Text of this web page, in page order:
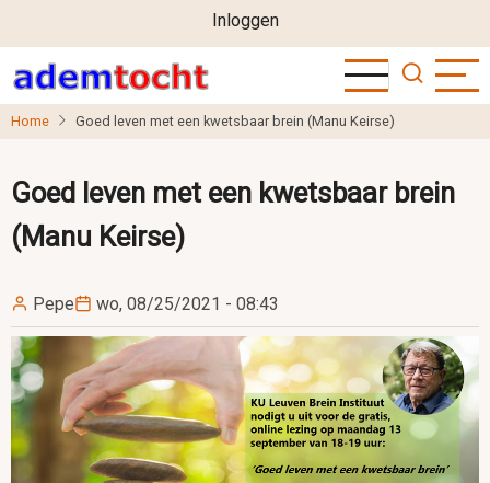
naar
de
inhoud
User
account
menu
Inloggen
Home Goed leven met een kwetsbaar brein (Manu Keirse)
Goed leven met een kwetsbaar brein
(Manu Keirse)
Pepe wo, 08/25/2021 - 08:43
Image